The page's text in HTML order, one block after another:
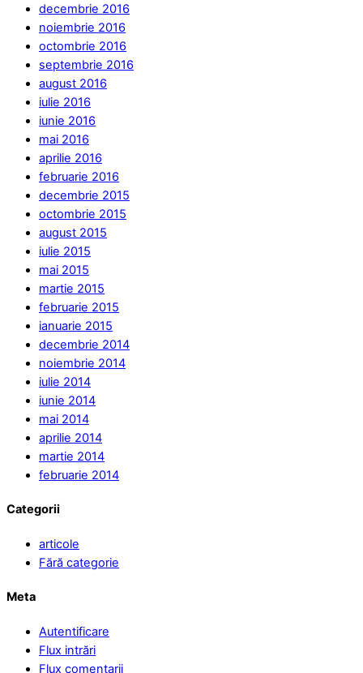
decembrie 2016
noiembrie 2016
octombrie 2016
septembrie 2016
august 2016
iulie 2016
iunie 2016
mai 2016
aprilie 2016
februarie 2016
decembrie 2015
octombrie 2015
august 2015
iulie 2015
mai 2015
martie 2015
februarie 2015
ianuarie 2015
decembrie 2014
noiembrie 2014
iulie 2014
iunie 2014
mai 2014
aprilie 2014
martie 2014
februarie 2014
Categorii
articole
Fără categorie
Meta
Autentificare
Flux intrări
Flux comentarii